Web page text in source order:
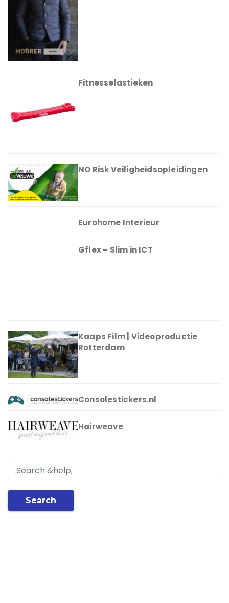
Fitnesselastieken
NO Risk Veiligheidsopleidingen
Eurohome Interieur
Gflex – Slim in ICT
Kaaps Film | Videoproductie
Rotterdam
Consolestickers.nl
Hairweave
Search